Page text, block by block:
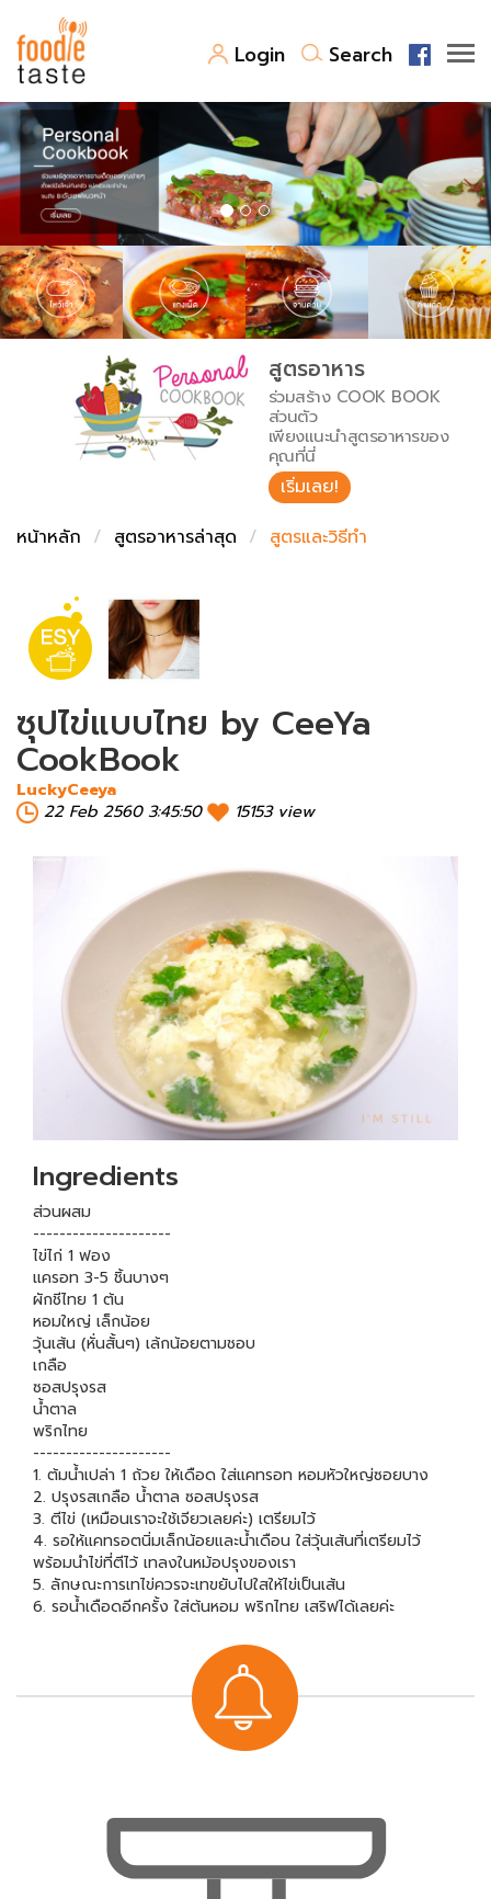
Login Search
สูตรอาหาร
สูตรอาหารล่าสุด
Top Foodie
พาไปชิม
สารพันก้นครัว
เคล็ดลับน่ารู้
เปรียบเทียบหน่วยการตวง
เปรียบเทียบอุณหภูมิ
เปรียบเทียบน้ำหนักวัตถุดิบ
FoodPedia
สร้าง Cookbook
สูตรอาหาร
ร่วมสร้าง COOK BOOK
ส่วนตัว
เพียงแนะนำสูตรอาหารของ
คุณที่นี่
เริ่มเลย!
หน้าหลัก
สูตรอาหารล่าสุด สูตรและวิธีทำ
ซุปไข่แบบไทย by CeeYa
CookBook
LuckyCeeya
22 Feb 2560 3:45:50
15153 view
Ingredients
ส่วนผสม
---------------------
ไข่ไก่ 1 ฟอง
แครอท 3-5 ชิ้นบางๆ
ผักชีไทย 1 ต้น
หอมใหญ่ เล็กน้อย
วุ้นเส้น (หั่นสั้นๆ) เล้กน้อยตามชอบ
เกลือ
ซอสปรุงรส
น้ำตาล
พริกไทย
---------------------
1. ต้มน้ำเปล่า 1 ถ้วย ให้เดือด ใส่แคทรอท หอมหัวใหญ่ซอยบาง
2. ปรุงรสเกลือ น้ำตาล ซอสปรุงรส
3. ตีไข่ (เหมือนเราจะใช้เจียวเลยค่ะ) เตรียมไว้
4. รอให้แคทรอตนิ่มเล็กน้อยและน้ำเดือน ใส่วุ้นเส้นที่เตรียมไว้
พร้อมนำไข่ที่ตีไว้ เทลงในหม้อปรุงของเรา
5. ลักษณะการเทไข่ควรจะเทขยับไปใสให้ไข่เป็นเส้น
6. รอน้ำเดือดอีกครั้ง ใส่ต้นหอม พริกไทย เสริฟได้เลยค่ะ